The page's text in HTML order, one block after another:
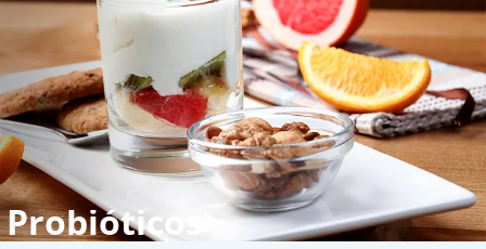
Probióticos>